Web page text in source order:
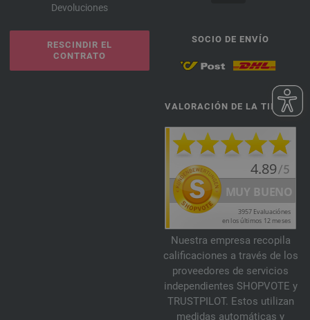
Devoluciones
RESCINDIR EL
CONTRATO
SOCIO DE ENVÍO
VALORACIÓN DE LA TIENDA
Nuestra empresa recopila
calificaciones a través de los
proveedores de servicios
independientes SHOPVOTE y
TRUSTPILOT. Estos utilizan
medidas automáticas y